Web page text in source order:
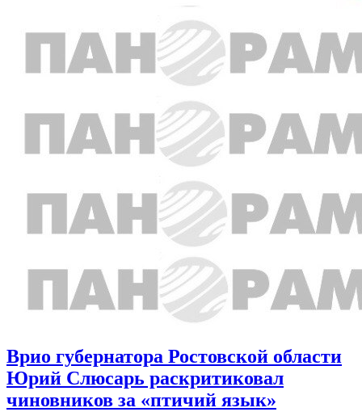
Врио губернатора Ростовской области
Юрий Слюсарь раскритиковал
чиновников за «птичий язык»